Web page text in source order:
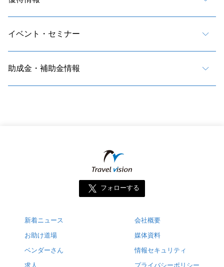
イベント・セミナー
助成金・補助金情報
フォローする
新着ニュース
お助け道場
ベンダーさん
求人
会社概要
媒体資料
情報セキュリティ
プライバシーポリシー